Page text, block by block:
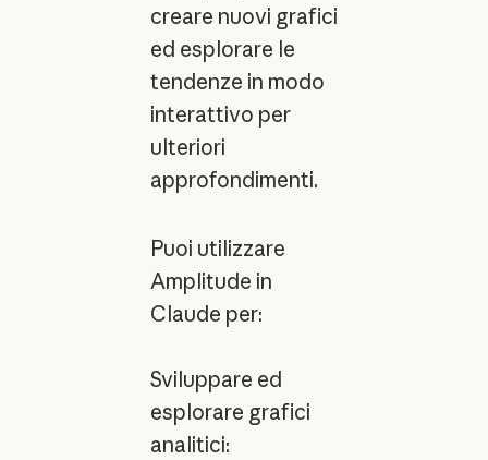
creare nuovi grafici
ed esplorare le
tendenze in modo
interattivo per
ulteriori
approfondimenti.
Puoi utilizzare
Amplitude in
Claude per:
Sviluppare ed
esplorare grafici
analitici: